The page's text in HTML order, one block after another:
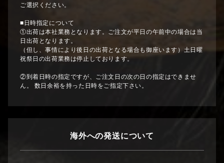
ご選択ください。
■日時指定について
①出荷は本社業務となります。ご注文が平日の午前中の場合は当
日出荷となります。
（但し、事情により後日の出荷となる場合も御座います）土日曜
祝祭日の出荷業務は停止しております。
②到着日時の指定ですが、ご注文日の次の日の指定はできませ
ん。 数日余裕を持った日時をご指定下さい。
海外への発送について